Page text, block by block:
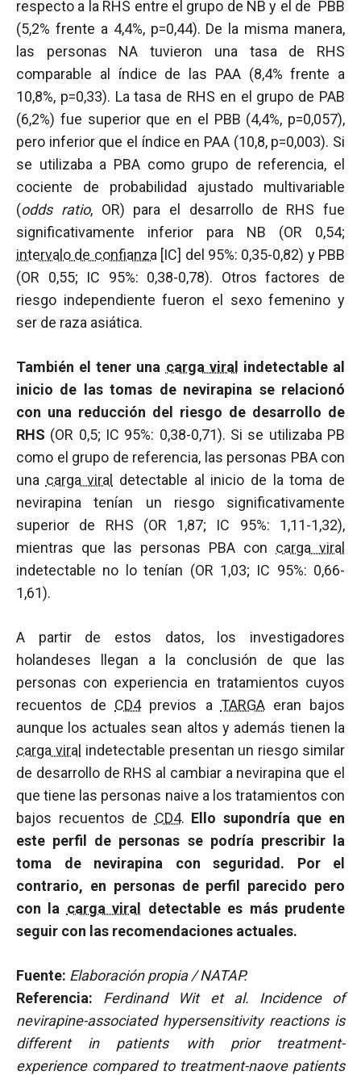
respecto a la RHS entre el grupo de NB y el de PBB
(5,2% frente a 4,4%, p=0,44). De la misma manera,
las personas NA tuvieron una tasa de RHS
comparable al índice de las PAA (8,4% frente a
10,8%, p=0,33). La tasa de RHS en el grupo de PAB
(6,2%) fue superior que en el PBB (4,4%, p=0,057),
pero inferior que el índice en PAA (10,8, p=0,003). Si
se utilizaba a PBA como grupo de referencia, el
cociente de probabilidad ajustado multivariable
(odds ratio, OR) para el desarrollo de RHS fue
significativamente inferior para NB (OR 0,54;
intervalo de confianza [IC] del 95%: 0,35-0,82) y PBB
(OR 0,55; IC 95%: 0,38-0,78). Otros factores de
riesgo independiente fueron el sexo femenino y
ser de raza asiática.
También el tener una carga viral
indetectable al
inicio de las tomas de nevirapina se relacionó
con una reducción del riesgo de desarrollo de
RHS (OR 0,5; IC 95%: 0,38-0,71). Si se utilizaba PB
como el grupo de referencia, las personas PBA con
una carga viral
detectable al inicio de la toma de
nevirapina tenían un riesgo significativamente
superior de RHS (OR 1,87; IC 95%: 1,11-1,32),
mientras que las personas PBA con carga viral
indetectable no lo tenían (OR 1,03; IC 95%: 0,66-
1,61).
A partir de estos datos, los investigadores
holandeses llegan a la conclusión de que las
personas con experiencia en tratamientos cuyos
recuentos de CD4previos a TARGAeran bajos
aunque los actuales sean altos y además tienen la
carga viral indetectable presentan un riesgo similar
de desarrollo de RHS al cambiar a nevirapina que el
que tiene las personas naive a los tratamientos con
bajos recuentos de CD4. Ello supondría que en
este perfil de personas se podría prescribir la
toma de nevirapina con seguridad. Por el
contrario, en personas de perfil parecido pero
con la carga viral
detectable es más prudente
seguir con las recomendaciones actuales.
Fuente: Elaboración propia / NATAP.
Referencia: Ferdinand Wit et al. Incidence of
nevirapine-associated hypersensitivity reactions is
different in patients with prior treatment-
experience compared to treatment-naove patients